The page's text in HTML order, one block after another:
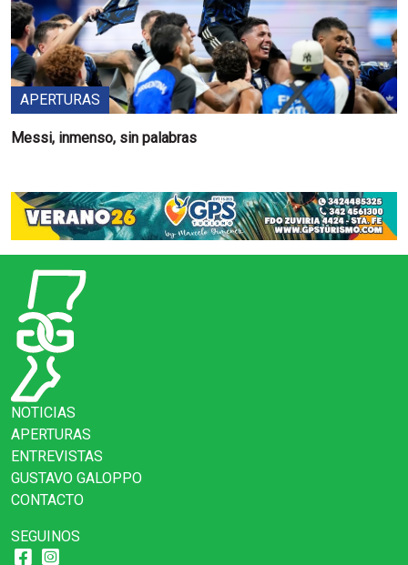
APERTURAS
Messi, inmenso, sin palabras
NOTICIAS
APERTURAS
ENTREVISTAS
GUSTAVO GALOPPO
CONTACTO
SEGUINOS